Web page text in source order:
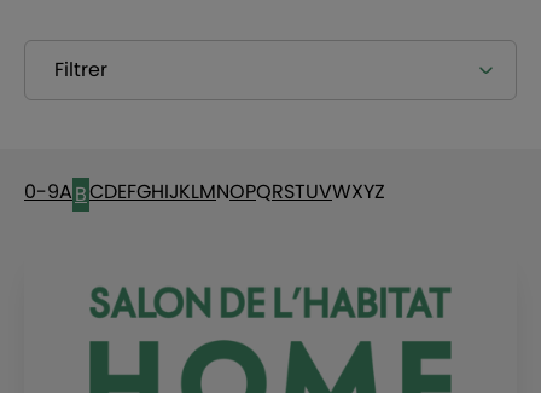
Filtrer
0-9ABCDEFGHIJKLMNOPQRSTUVWXYZ